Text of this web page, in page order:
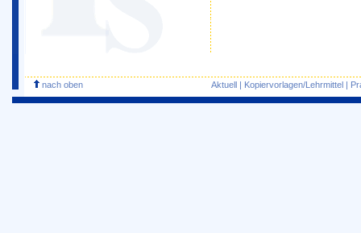
nach oben Aktuell | Kopiervorlagen/Lehrmittel |